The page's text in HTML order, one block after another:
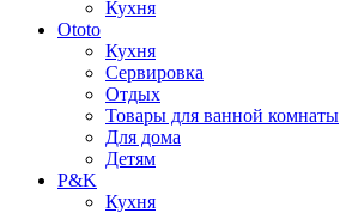
Кухня
Ototo
Кухня
Сервировка
Отдых
Товары для ванной комнаты
Для дома
Детям
P&K
Кухня